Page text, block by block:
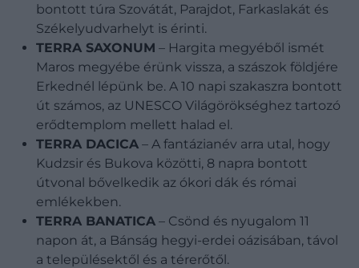
bontott túra Szovátát, Parajdot, Farkaslakát és
Székelyudvarhelyt is érinti.
TERRA SAXONUM – Hargita megyéből ismét
Maros megyébe érünk vissza, a szászok földjére
Erkednél lépünk be. A 10 napi szakaszra bontott
út számos, az UNESCO Világörökséghez tartozó
erődtemplom mellett halad el.
TERRA DACICA – A fantázianév arra utal, hogy
Kudzsir és Bukova közötti, 8 napra bontott
útvonal bővelkedik az ókori dák és római
emlékekben.
TERRA BANATICA – Csönd és nyugalom 11
napon át, a Bánság hegyi-erdei oázisában, távol
a településektől és a térerőtől.